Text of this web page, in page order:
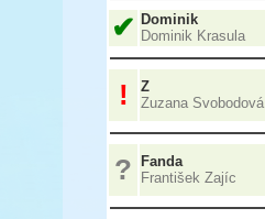
✔ Dominik
Dominik Krasula
!
Z
Zuzana Svobodová
?
Fanda
František Zajíc